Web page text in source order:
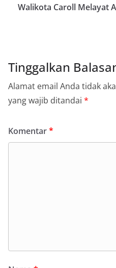
Walikota Caroll Melayat
Tinggalkan
Alamat email Anda tidak
yang wajib ditandai *
Komentar*